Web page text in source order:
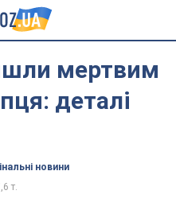
мертвим
деталі
новини
т.